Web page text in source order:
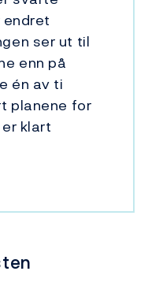
ser ut til
enn på
én av ti
planene for
klart